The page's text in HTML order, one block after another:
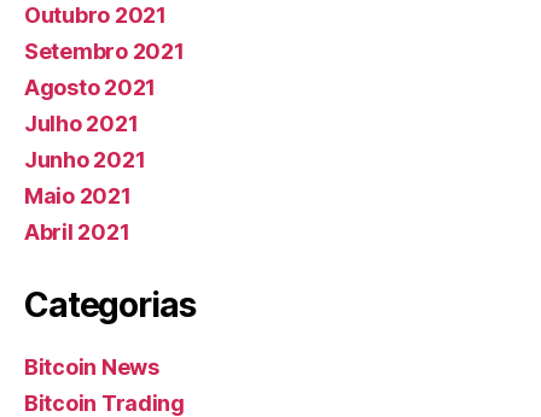
Outubro 2021
Setembro 2021
Agosto 2021
Julho 2021
Junho 2021
Maio 2021
Abril 2021
Categorias
Bitcoin News
Bitcoin Trading